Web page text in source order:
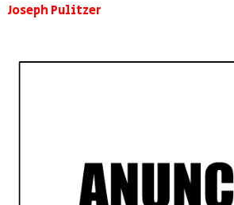
Joseph Pulitzer